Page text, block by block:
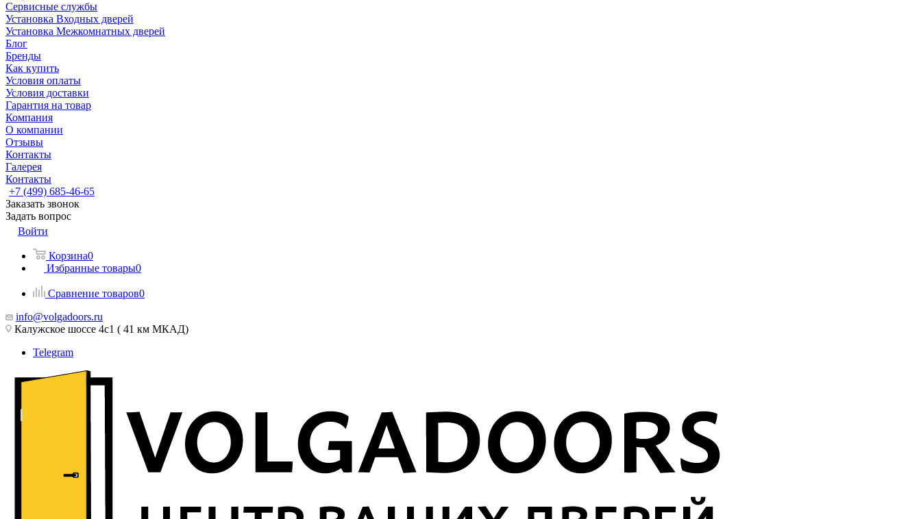
Сервисные службы
Установка Входных дверей
Установка Межкомнатных дверей
Блог
Бренды
Как купить
Условия оплаты
Условия доставки
Гарантия на товар
Компания
О компании
Отзывы
Контакты
Галерея
Контакты
+7 (499) 685-46-65
Заказать звонок
Задать вопрос
Войти
Корзина0
Избранные товары0
Сравнение товаров0
info@volgadoors.ru
Калужское шоссе 4с1 ( 41 км МКАД)
Telegram